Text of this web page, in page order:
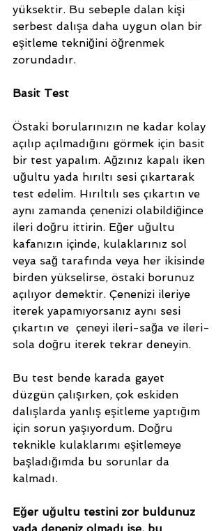
yüksektir. Bu sebeple dalan kişi
serbest dalışa daha uygun olan bir
eşitleme tekniğini öğrenmek
zorundadır.
Basit Test
Östaki borularınızın ne kadar kolay
açılıp açılmadığını görmek için basit
bir test yapalım. Ağzınız kapalı iken
uğultu yada hırıltı sesi çıkartarak
test edelim. Hırıltılı ses çıkartın ve
aynı zamanda çenenizi olabildiğince
ileri doğru ittirin. Eğer uğultu
kafanızın içinde, kulaklarınız sol
veya sağ tarafında veya her ikisinde
birden yükselirse, östaki borunuz
açılıyor demektir. Çenenizi ileriye
iterek yapamıyorsanız aynı sesi
çıkartın ve  çeneyi ileri-sağa ve ileri-
sola doğru iterek tekrar deneyin.
Bu test bende karada gayet
düzgün çalışırken, çok eskiden
dalışlarda yanlış eşitleme yaptığım
için sorun yaşıyordum. Doğru
teknikle kulaklarımı eşitlemeye
başladığımda bu sorunlar da
kalmadı.
Eğer uğultu testini zor buldunuz